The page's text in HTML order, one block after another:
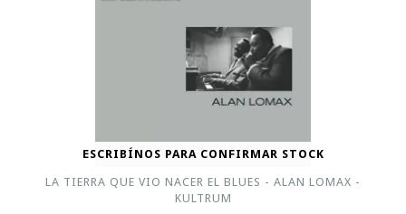
ESCRIBÍNOS PARA CONFIRMAR STOCK
LA TIERRA QUE VIO NACER EL BLUES - ALAN LOMAX -
KULTRUM